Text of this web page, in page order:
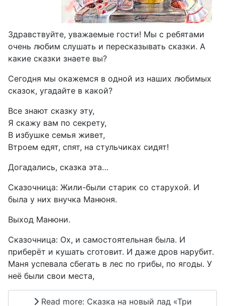
Здравствуйте, уважаемые гости! Мы с ребятами
очень любим слушать и пересказывать сказки. А
какие сказки знаете вы?
Сегодня мы окажемся в одной из наших любимых
сказок, угадайте в какой?
Все знают сказку эту,
Я скажу вам по секрету,
В избушке семья живет,
Втроем едят, спят, на стульчиках сидят!
Догадались, сказка эта…
Сказочница: Жили-были старик со старухой. И
была у них внучка Манюня.
Выход Манюни.
Сказочница: Ох, и самостоятельная была. И
приберёт и кушать сготовит. И даже дров нарубит.
Маня успевала сбегать в лес по грибы, по ягоды. У
неё были свои места,
Read more: Сказка на новый лад «Три